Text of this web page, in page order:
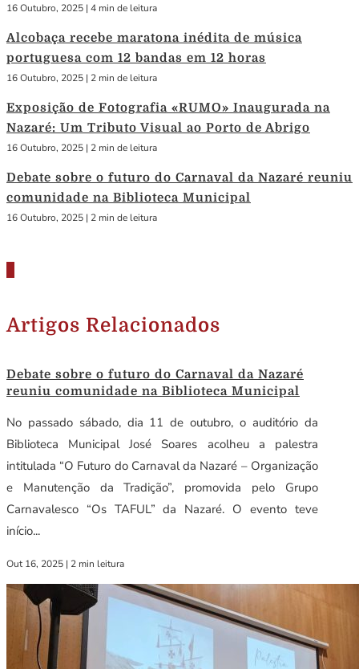
16 Outubro, 2025 | 4 min de leitura
Alcobaça recebe maratona inédita de música
portuguesa com 12 bandas em 12 horas
16 Outubro, 2025 | 2 min de leitura
Exposição de Fotografia «RUMO» Inaugurada na
Nazaré: Um Tributo Visual ao Porto de Abrigo
16 Outubro, 2025 | 2 min de leitura
Debate sobre o futuro do Carnaval da Nazaré reuniu
comunidade na Biblioteca Municipal
16 Outubro, 2025 | 2 min de leitura
Artigos Relacionados
Debate sobre o futuro do Carnaval da Nazaré
reuniu comunidade na Biblioteca Municipal
No passado sábado, dia 11 de outubro, o auditório da
Biblioteca Municipal José Soares acolheu a palestra
intitulada “O Futuro do Carnaval da Nazaré – Organização
e Manutenção da Tradição”, promovida pelo Grupo
Carnavalesco “Os TAFUL” da Nazaré. O evento teve
início...
Out 16, 2025 | 2 min leitura